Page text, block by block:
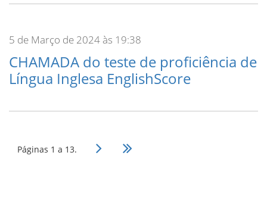
5 de Março de 2024 às 19:38
CHAMADA do teste de proficiência de
Língua Inglesa EnglishScore
Páginas 1 a 13.